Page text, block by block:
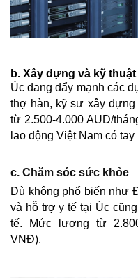
b. Xây dựng và kỹ thuật
Úc đang đẩy mạnh các
thợ hàn, kỹ sư xây
từ 2.500-4.000 AUD/
lao động Việt Nam có tay
c. Chăm sóc sức khỏe
Dù không phổ biến như
và hỗ trợ y tế tại Úc
tế. Mức lương từ
VNĐ).